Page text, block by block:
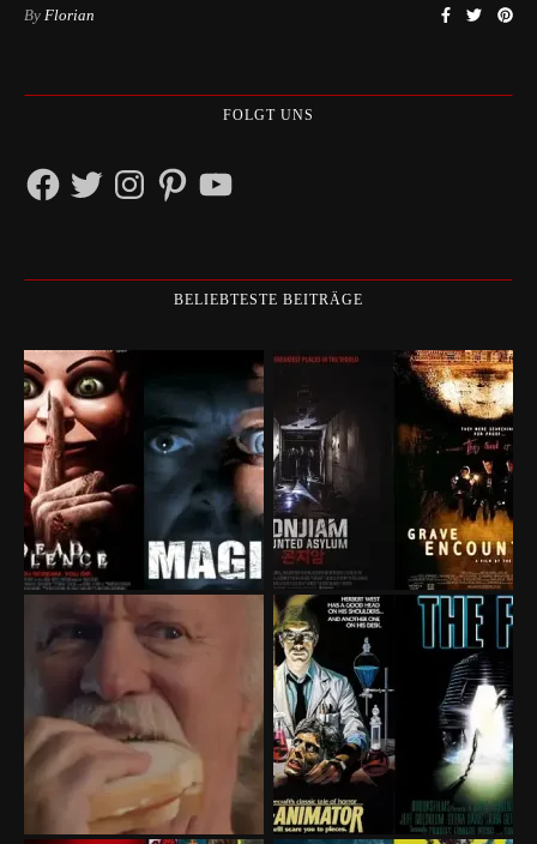
By Florian
FOLGT UNS
FacebookTwitterInstagramPinterestYouTube
BELIEBTESTE BEITRÄGE